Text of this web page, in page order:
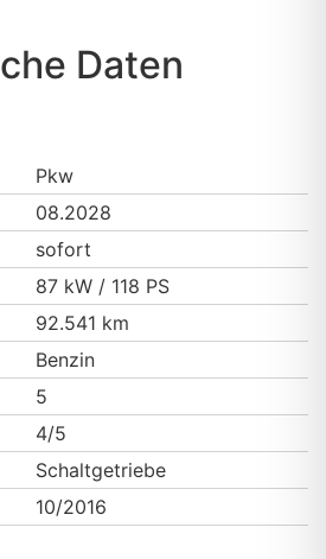
Daten
Pkw
08.2028
sofort
87 kW / 118 PS
92.541 km
Benzin
5
4/5
Schaltgetriebe
10/2016